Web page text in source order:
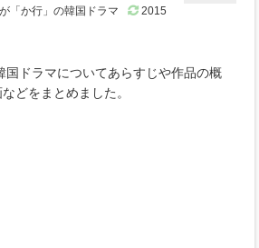
「か行」の韓国ドラマ
2015
国ドラマについてあらすじや作品の概
どをまとめました。